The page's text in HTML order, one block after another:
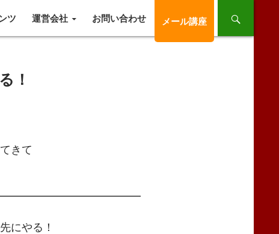
ツ 運営会社 お問い合わせ メール講座
！
きて
にやる！